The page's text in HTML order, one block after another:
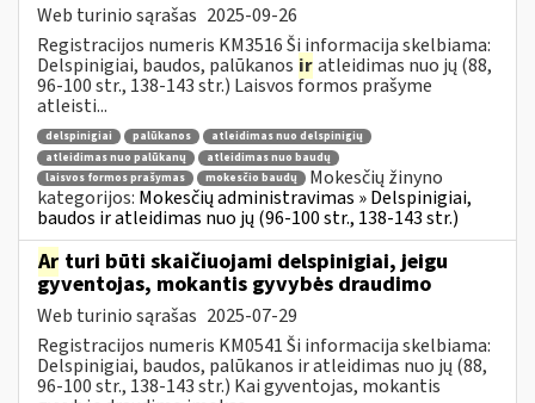
Web turinio sąrašas 2025-09-26
Registracijos numeris KM3516 Ši informacija skelbiama:
Delspinigiai, baudos, palūkanos iratleidimas nuo jų (88,
96-100 str., 138-143 str.) Laisvos formos prašyme
atleisti...
delspinigiai palūkanos
atleidimas nuo delspinigių
atleidimas nuo palūkanų
atleidimas nuo baudų
laisvos formos prašymas
mokesčio baudų
Mokesčių žinyno
kategorijos: Mokesčių administravimas » Delspinigiai,
baudos ir atleidimas nuo jų (96-100 str., 138-143 str.)
Ar turi būti skaičiuojami delspinigiai, jeigu
gyventojas, mokantis gyvybės draudimo
Web turinio sąrašas 2025-07-29
Registracijos numeris KM0541 Ši informacija skelbiama:
Delspinigiai, baudos, palūkanos ir atleidimas nuo jų (88,
96-100 str., 138-143 str.) Kai gyventojas, mokantis